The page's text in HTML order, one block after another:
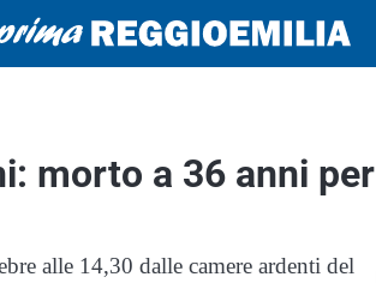
morto a 36 anni per
alle 14,30 dalle camere ardenti del